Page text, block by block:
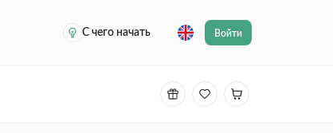
С чего начать
Войти